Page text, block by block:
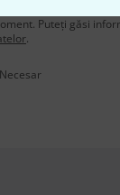
clic pe „Înscrie-
Puteți găsi
.